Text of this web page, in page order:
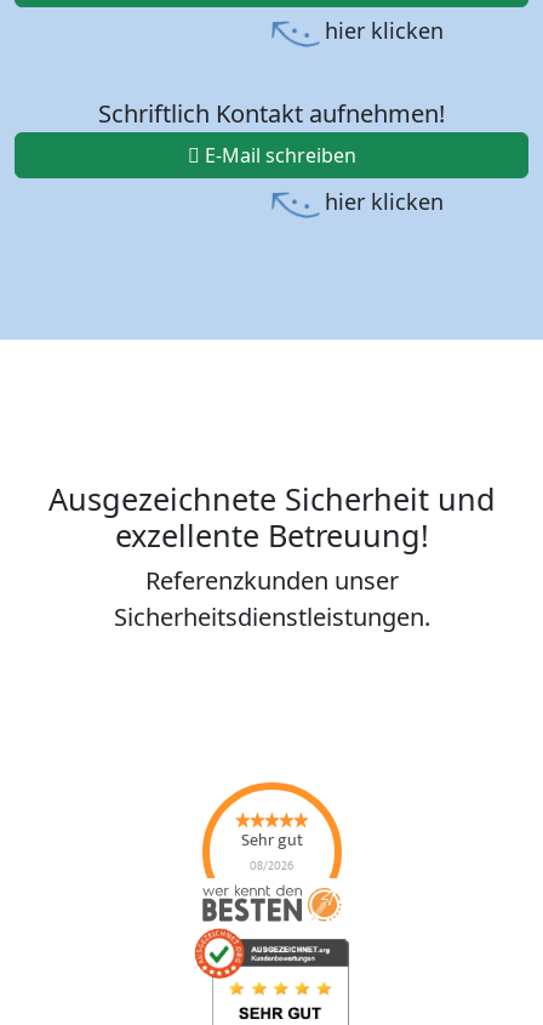
hier klicken
Schriftlich Kontakt aufnehmen!
E-Mail schreiben
hier klicken
Ausgezeichnete Sicherheit und
exzellente Betreuung!
Referenzkunden unser
Sicherheitsdienstleistungen.
Sehr gut
08/2026
Happe
Sicherheitsdienste
GmbHhat4.93von5
Sternen |147Happe
Sicherheitsdienste
GmbHBewertungen
auf
werkenntdenBESTEN.de